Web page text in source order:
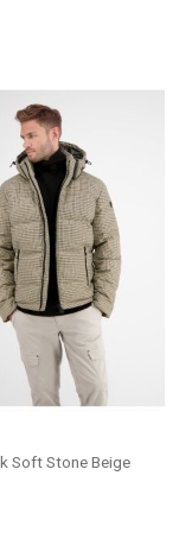
Soft Stone Beige